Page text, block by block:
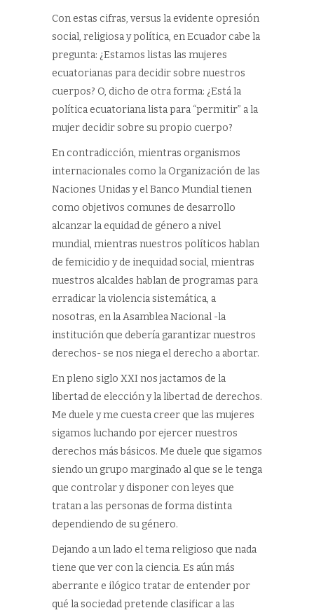
Con estas cifras, versus la evidente opresión
social, religiosa y política, en Ecuador cabe la
pregunta: ¿Estamos listas las mujeres
ecuatorianas para decidir sobre nuestros
cuerpos? O, dicho de otra forma: ¿Está la
política ecuatoriana lista para “permitir” a la
mujer decidir sobre su propio cuerpo?
En contradicción, mientras organismos
internacionales como la Organización de las
Naciones Unidas y el Banco Mundial tienen
como objetivos comunes de desarrollo
alcanzar la equidad de género a nivel
mundial, mientras nuestros políticos hablan
de femicidio y de inequidad social, mientras
nuestros alcaldes hablan de programas para
erradicar la violencia sistemática, a
nosotras, en la Asamblea Nacional -la
institución que debería garantizar nuestros
derechos- se nos niega el derecho a abortar.
En pleno siglo XXI nos jactamos de la
libertad de elección y la libertad de derechos.
Me duele y me cuesta creer que las mujeres
sigamos luchando por ejercer nuestros
derechos más básicos. Me duele que sigamos
siendo un grupo marginado al que se le tenga
que controlar y disponer con leyes que
tratan a las personas de forma distinta
dependiendo de su género.
Dejando a un lado el tema religioso que nada
tiene que ver con la ciencia. Es aún más
aberrante e ilógico tratar de entender por
qué la sociedad pretende clasificar a las